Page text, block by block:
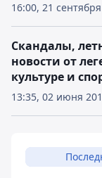
16:00, 21
13:35, 02 июня
Скандалы,
новости от
культуре и